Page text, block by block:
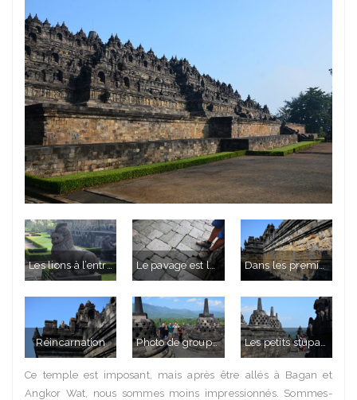
Les lions à l’entrée rappellent le style khmer Le pavage est loin d’être régulier. Ce temple est littérallement un tétris géant. Tous les blocs de pierre sont amovibles un par un. Dans les premiers étages, des fresques ornent les murs des deux côtés du parcours.
Réincarnation Photo de groupe avec Jaume et Isabelle.
Ce temple est imposant, mais après être allés à Bagan et
Angkor Wat, nous sommes moins impressionnés. Sommes-